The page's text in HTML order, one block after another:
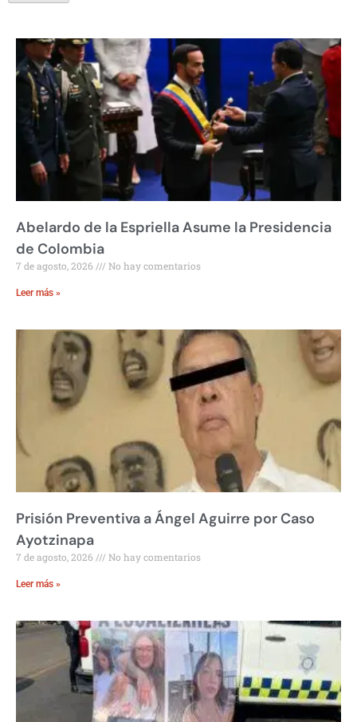
Abelardo de la Espriella Asume la Presidencia
de Colombia
7 de agosto, 2026 No hay comentarios
Leer más »
Prisión Preventiva a Ángel Aguirre por Caso
Ayotzinapa
7 de agosto, 2026 No hay comentarios
Leer más »